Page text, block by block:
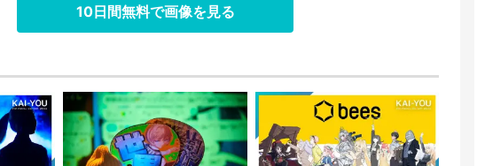
10日間無料で画像を見る